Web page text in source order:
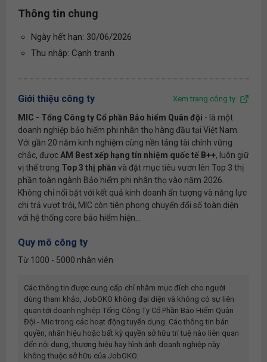
Thông tin chung
Ngày hết hạn: 30/06/2026
Thu nhập: Cạnh tranh
Giới thiệu công ty Xem trang công ty
MIC - Tổng Công ty Cổ phần Bảo hiểm Quân đội - là một
doanh nghiệp bảo hiểm phi nhân thọ hàng đầu tại Việt Nam.
Với gần 20 năm kinh nghiệm cùng nền tảng tài chính vững
chắc, được AM Best xếp hạng tín nhiệm quốc tế B++, luôn giữ
vị thế trong Top 3 thị phần và đặt mục tiêu vươn lên Top 3 thị
phần toàn ngành Bảo hiểm phi nhân thọ vào năm 2026.
Không chỉ nổi bật với kết quả kinh doanh ấn tượng và năng lực
chi trả vượt trội, MIC còn tiên phong chuyển đổi số toàn diện
với hệ thống core bảo hiểm hiện...
Quy mô công ty
Từ 1000 - 5000 nhân viên
Các thông tin được cung cấp chỉ nhằm mục đích cho người
dùng tham khảo, JobOKO không đại diện và không có sự liên
quan tới doanh nghiệp Tổng Công Ty Cổ Phần Bảo Hiểm Quân
Đội - Mictrong các hoạt động tuyển dụng. Các thông tin bản
quyền, nhãn hiệu hoặc bất kỳ quyền sở hữu trí tuệ nào liên quan
đến nội dung, thương hiệu hay hình ảnh doanh nghiệp này
không thuộc sở hữu của JobOKO.